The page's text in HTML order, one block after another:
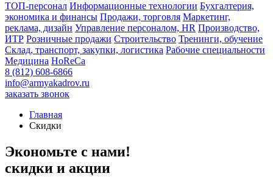
ТОП-персонал Информационные технологии Бухгалтерия,
экономика и финансы Продажи, торговля Маркетинг,
реклама, дизайн Управление персоналом, HR Производство,
ИТР Розничные продажи Строительство Тренинги, обучение
Склад, транспорт, закупки, логистика Рабочие специальности
Медицина HoReCa
8 (812) 608-6866
info@armyakadrov.ru
заказать звонок
Главная
Скидки
Экономьте с нами!
скидки и акции